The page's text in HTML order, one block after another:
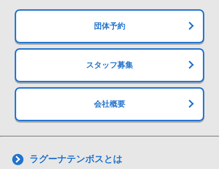
団体予約
スタッフ募集
会社概要
ラグーナテンボスとは